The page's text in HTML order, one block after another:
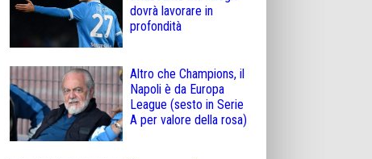
dovrà lavorare in
profondità
Altro che Champions, il
Napoli è da Europa
League (sesto in Serie
A per valore della rosa)